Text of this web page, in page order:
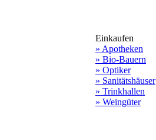
Einkaufen
» Apotheken
» Bio-Bauern
» Optiker
» Sanitätshäuser
» Trinkhallen
» Weingüter